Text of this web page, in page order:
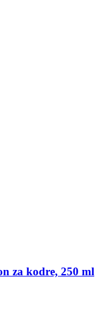
za kodre, 250 ml